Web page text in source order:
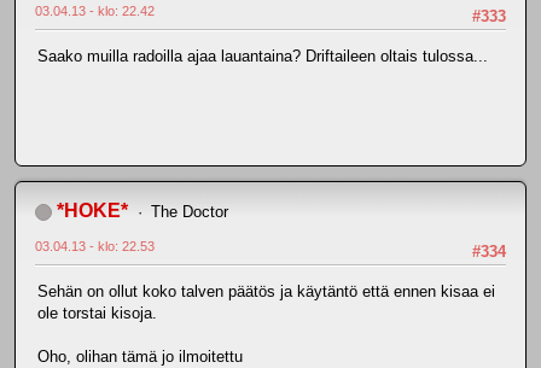
#333
03.04.13 - klo: 22.42
Saako muilla radoilla ajaa lauantaina? Driftaileen oltais tulossa...
*HOKE* The Doctor
#334
03.04.13 - klo: 22.53
Sehän on ollut koko talven päätös ja käytäntö että ennen kisaa ei
ole torstai kisoja.
Oho, olihan tämä jo ilmoitettu